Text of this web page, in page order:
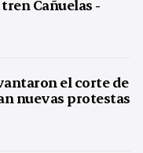
Cañuelas -
el corte de
nuevas protestas